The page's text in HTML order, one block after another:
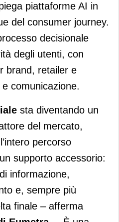
piattaforme AI in
del consumer journey.
decisionale
degli utenti, con
brand, retailer e
comunicazione.
sta diventando un
del mercato,
percorso
supporto accessorio:
informazione,
e, sempre più
finale – afferma